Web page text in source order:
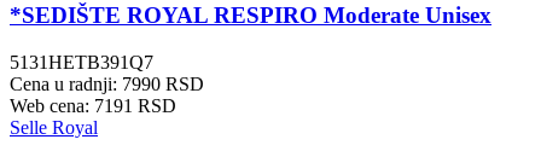
*SEDIŠTE ROYAL RESPIRO Moderate Unisex
5131HETB391Q7
Cena u radnji: 7990 RSD
Web cena: 7191 RSD
Selle Royal